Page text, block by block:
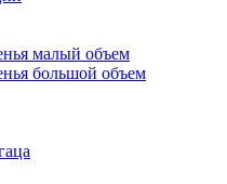
малый объем
большой объем